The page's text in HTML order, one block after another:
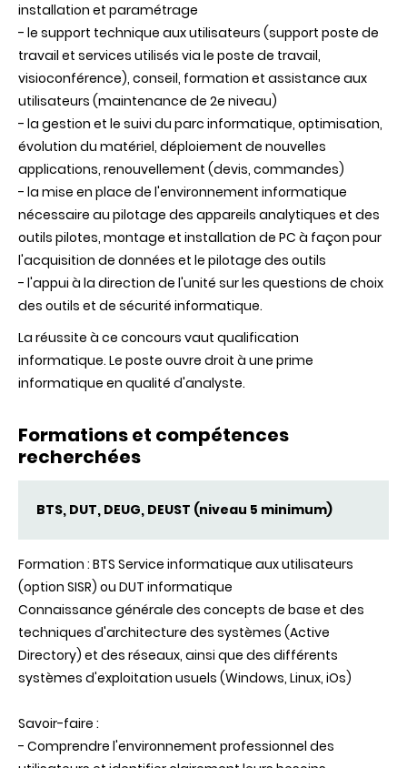
installation et paramétrage
- le support technique aux utilisateurs (support poste de
travail et services utilisés via le poste de travail,
visioconférence), conseil, formation et assistance aux
utilisateurs (maintenance de 2e niveau)
- la gestion et le suivi du parc informatique, optimisation,
évolution du matériel, déploiement de nouvelles
applications, renouvellement (devis, commandes)
- la mise en place de l'environnement informatique
nécessaire au pilotage des appareils analytiques et des
outils pilotes, montage et installation de PC à façon pour
l'acquisition de données et le pilotage des outils
- l'appui à la direction de l'unité sur les questions de choix
des outils et de sécurité informatique.
La réussite à ce concours vaut qualification
informatique. Le poste ouvre droit à une prime
informatique en qualité d'analyste.
Formations et compétences
recherchées
BTS, DUT, DEUG, DEUST (niveau 5 minimum)
Formation : BTS Service informatique aux utilisateurs
(option SISR) ou DUT informatique
Connaissance générale des concepts de base et des
techniques d'architecture des systèmes (Active
Directory) et des réseaux, ainsi que des différents
systèmes d'exploitation usuels (Windows, Linux, iOs)
Savoir-faire :
- Comprendre l'environnement professionnel des